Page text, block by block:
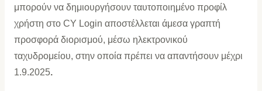
μπορούν να δημιουργήσουν ταυτοποιημένο προφίλ
χρήστη στο CY Login αποστέλλεται άμεσα γραπτή
προσφορά διορισμού, μέσω ηλεκτρονικού
ταχυδρομείου, στην οποία πρέπει να απαντήσουν μέχρι
1.9.2025.